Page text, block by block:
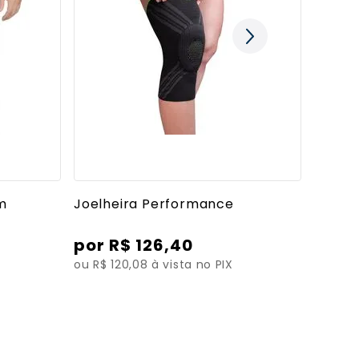
Joelheira Performance
R$ 126,40
ou R$ 120,08 à vista no PIX